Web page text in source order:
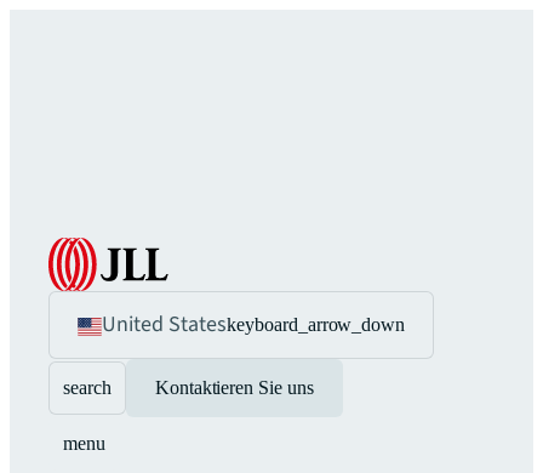
United Stateskeyboard_arrow_down
search Kontaktieren Sie uns
menu